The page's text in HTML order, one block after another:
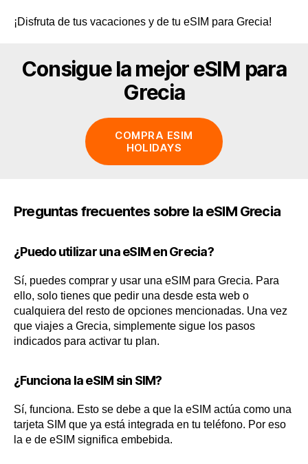
¡Disfruta de tus vacaciones y de tu eSIM para Grecia!
Consigue la mejor eSIM para
Grecia
COMPRA ESIM
HOLIDAYS
Preguntas frecuentes sobre la eSIM Grecia
¿Puedo utilizar una eSIM en Grecia?
Sí, puedes comprar y usar una eSIM para Grecia. Para
ello, solo tienes que pedir una desde esta web o
cualquiera del resto de opciones mencionadas. Una vez
que viajes a Grecia, simplemente sigue los pasos
indicados para activar tu plan.
¿Funciona la eSIM sin SIM?
Sí, funciona. Esto se debe a que la eSIM actúa como una
tarjeta SIM que ya está integrada en tu teléfono. Por eso
la e de eSIM significa embebida.